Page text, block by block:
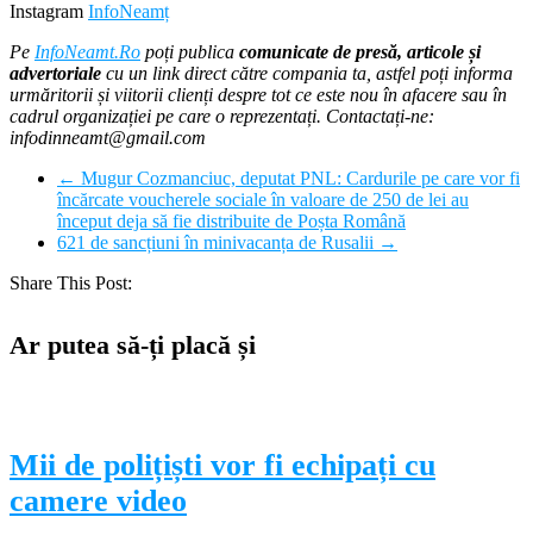
Instagram InfoNeamț
Pe InfoNeamt.Ro poți publica comunicate de presă, articole și
advertoriale cu un link direct către compania ta, astfel poți informa
urmăritorii și viitorii clienți despre tot ce este nou în afacere sau în
cadrul organizației pe care o reprezentați. Contactați-ne:
infodinneamt@gmail.com
← Mugur Cozmanciuc, deputat PNL: Cardurile pe care vor fi
încărcate voucherele sociale în valoare de 250 de lei au
început deja să fie distribuite de Poșta Română
621 de sancțiuni în minivacanța de Rusalii →
Share This Post:
Ar putea să-ți placă și
Mii de polițiști vor fi echipați cu
camere video